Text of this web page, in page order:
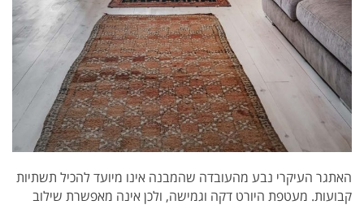
האתגר העיקרי נבע מהעובדה שהמבנה אינו מיועד להכיל תשתיות
קבועות. מעטפת היורט דקה וגמישה, ולכן אינה מאפשרת שילוב